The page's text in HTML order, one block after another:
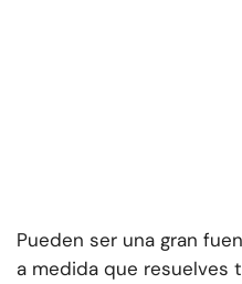
Pueden ser una gran
a medida que resuelves